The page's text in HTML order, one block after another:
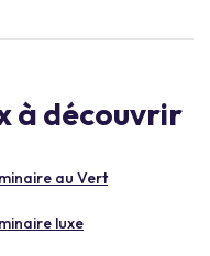
à découvrir
au Vert
luxe